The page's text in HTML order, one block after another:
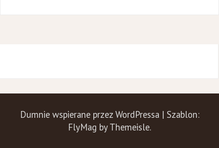
Dumnie wspierane przez WordPressa | Szablon:
FlyMag by Themeisle.